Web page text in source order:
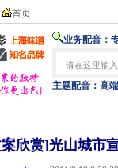
首页
业务配音：
主题配音： 高
欣赏]光山城市